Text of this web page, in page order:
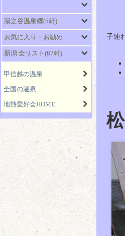
子連
松